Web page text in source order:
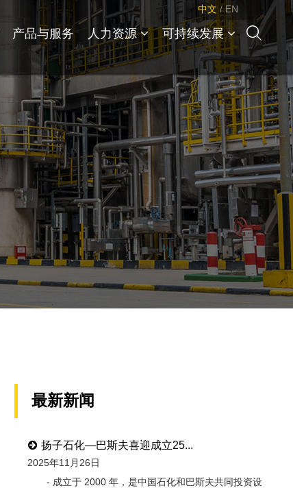
产品与服务 人力资源 可持续发展
中文 /EN
最新新闻
扬子石化—巴斯夫喜迎成立25...
2025年11月26日
- 成立于 2000 年，是中国石化和巴斯夫共同投资设